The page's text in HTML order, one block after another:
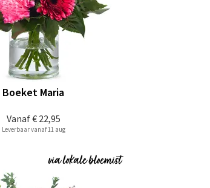
Vanaf€ 22,95
Boeket Maria
Leverbaar vanaf 11 aug